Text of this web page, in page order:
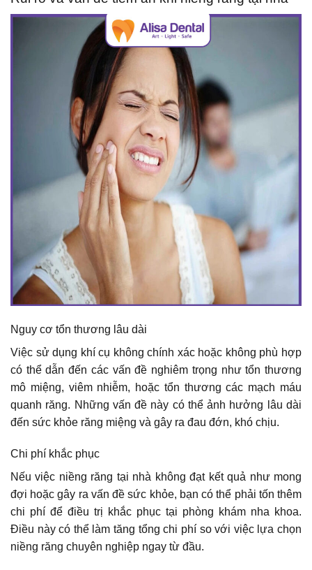
Nguy cơ tổn thương lâu dài
Việc sử dụng khí cụ không chính xác hoặc không phù hợp
có thể dẫn đến các vấn đề nghiêm trọng như tổn thương
mô miệng, viêm nhiễm, hoặc tổn thương các mạch máu
quanh răng. Những vấn đề này có thể ảnh hưởng lâu dài
đến sức khỏe răng miệng và gây ra đau đớn, khó chịu.
Chi phí khắc phục
Nếu việc niềng răng tại nhà không đạt kết quả như mong
đợi hoặc gây ra vấn đề sức khỏe, bạn có thể phải tốn thêm
chi phí để điều trị khắc phục tại phòng khám nha khoa.
Điều này có thể làm tăng tổng chi phí so với việc lựa chọn
niềng răng chuyên nghiệp ngay từ đầu.